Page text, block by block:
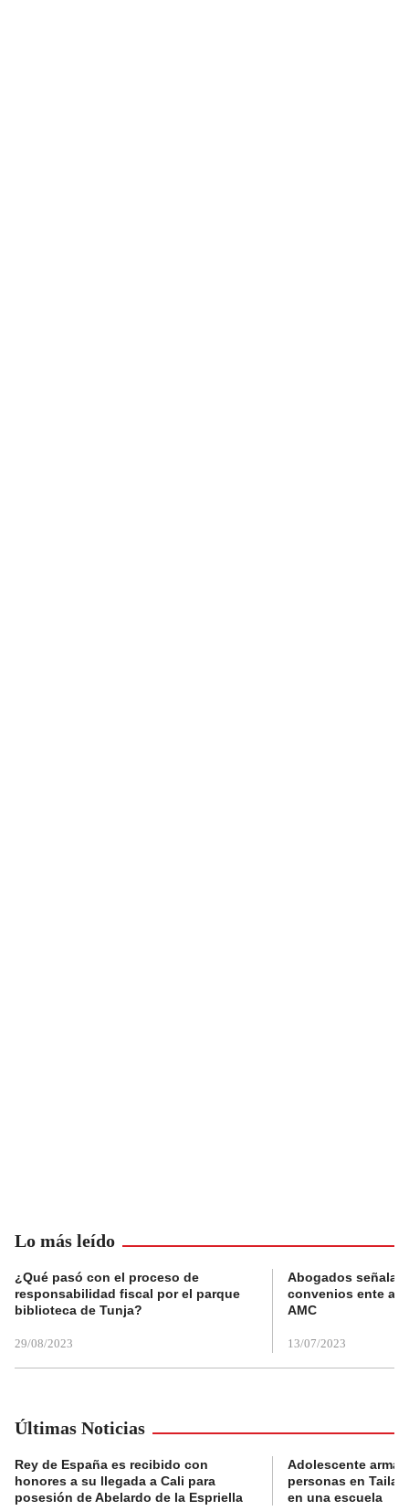
Lo más leído
¿Qué pasó con el proceso de
responsabilidad fiscal por el parque
biblioteca de Tunja?
29/08/2023
Abogados
convenios ente
AMC
13/07/2023
Últimas Noticias
Rey de España es recibido con
honores a su llegada a Cali para
posesión de Abelardo de la Espriella
Adolescente
personas en
en una escuela